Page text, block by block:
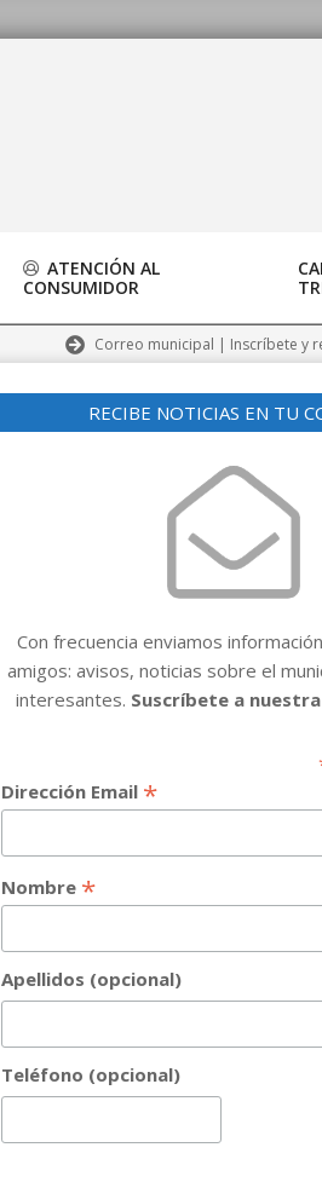
ATENCIÓN AL
CONSUMIDOR
Correo municipal | Inscríbete y
RECIBE NOTICIAS EN TU
Con frecuencia enviamos
amigos: avisos, noticias sobre el
interesantes. Suscríbete a
Dirección Email *
Nombre *
Apellidos (opcional)
Teléfono (opcional)